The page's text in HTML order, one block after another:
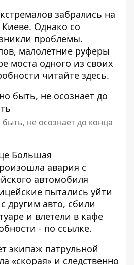
забрались на
Однако со
проблемы.
малолетние руферы
моста одного из своих
читайте здесь.
не осознает до конца
Большая
авария с
автомобиля
пытались уйти
другим авто, сбили
и влетели в кафе
- по ссылке.